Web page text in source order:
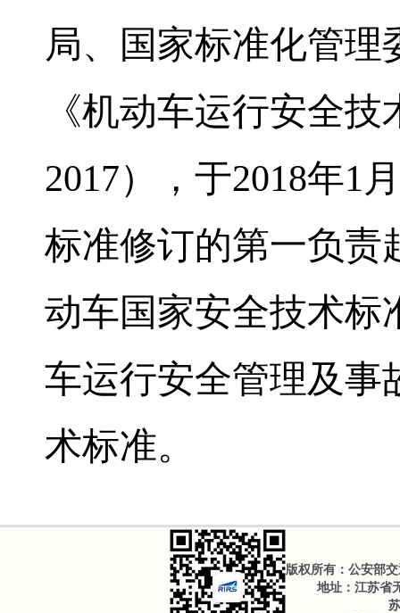
局、国家标准化管
《机动车运行安全
2017），于2018年1 月
标准修订的第一负责
动车国家安全技术标
车运行安全管理及事
术标准。
版权所有：公安部
地址：江苏省